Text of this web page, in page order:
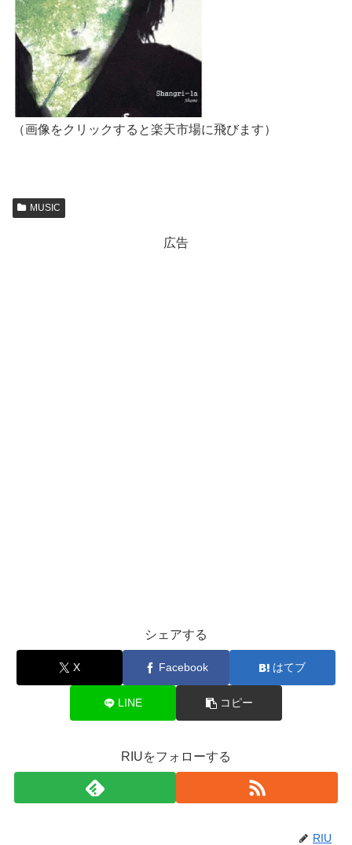
（画像をクリックすると楽天市場に飛びます）
MUSIC
広告
シェアする
X Facebook はてブ
LINE コピー
RIUをフォローする
RIU